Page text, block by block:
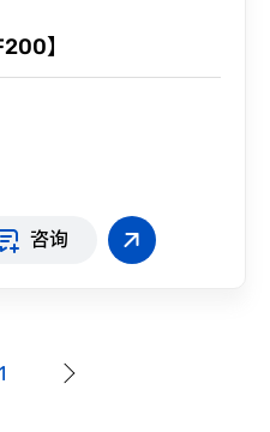
】
咨询